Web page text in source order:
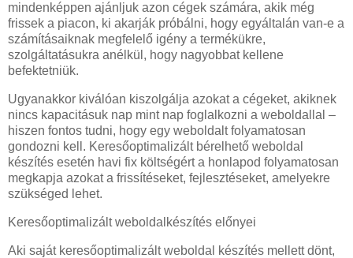
mindenképpen ajánljuk azon cégek számára, akik még
frissek a piacon, ki akarják próbálni, hogy egyáltalán van-e a
számításaiknak megfelelő igény a termékükre,
szolgáltatásukra anélkül, hogy nagyobbat kellene
befektetniük.
Ugyanakkor kiválóan kiszolgálja azokat a cégeket, akiknek
nincs kapacitásuk nap mint nap foglalkozni a weboldallal –
hiszen fontos tudni, hogy egy weboldalt folyamatosan
gondozni kell. Keresőoptimalizált bérelhető weboldal
készítés esetén havi fix költségért a honlapod folyamatosan
megkapja azokat a frissítéseket, fejlesztéseket, amelyekre
szükséged lehet.
Keresőoptimalizált weboldalkészítés előnyei
Aki saját keresőoptimalizált weboldal készítés mellett dönt,